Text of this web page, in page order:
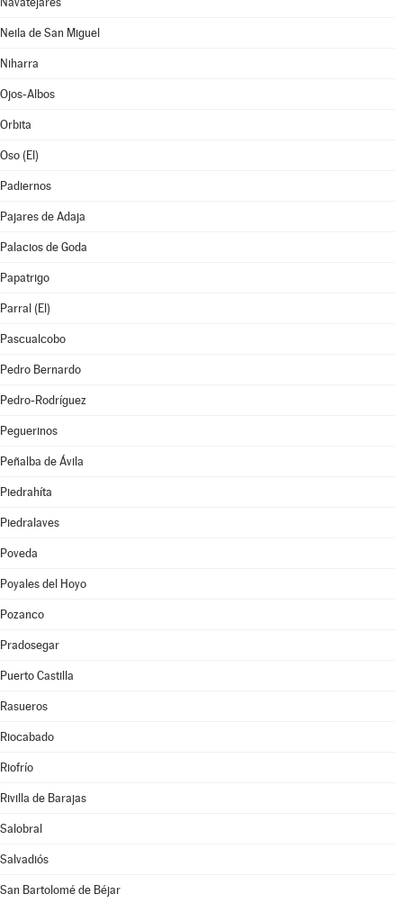
Neila de San Miguel
Niharra
Ojos-Albos
Orbita
Oso (El)
Padiernos
Pajares de Adaja
Palacios de Goda
Papatrigo
Parral (El)
Pascualcobo
Pedro Bernardo
Pedro-Rodríguez
Peguerinos
Peñalba de Ávila
Piedrahíta
Piedralaves
Poveda
Poyales del Hoyo
Pozanco
Pradosegar
Puerto Castilla
Rasueros
Riocabado
Riofrío
Rivilla de Barajas
Salobral
Salvadiós
San Bartolomé de Béjar